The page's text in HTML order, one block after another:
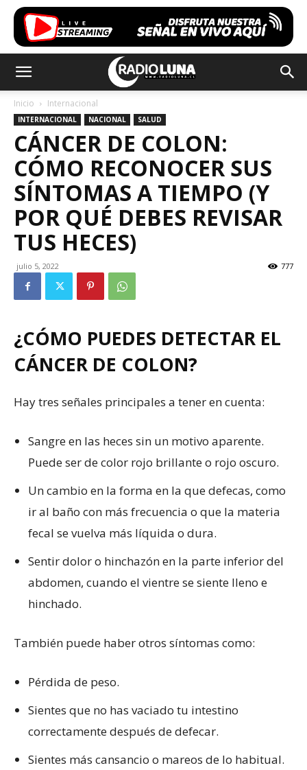
Inicio Internacional
INTERNACIONAL NACIONAL SALUD
CÁNCER DE COLON:
CÓMO RECONOCER SUS
SÍNTOMAS A TIEMPO (Y
POR QUÉ DEBES REVISAR
TUS HECES)
julio 5, 2022 777
¿CÓMO PUEDES DETECTAR EL
CÁNCER DE COLON?
Hay tres señales principales a tener en cuenta:
Sangre en las heces sin un motivo aparente.
Puede ser de color rojo brillante o rojo oscuro.
Un cambio en la forma en la que defecas, como
ir al baño con más frecuencia o que la materia
fecal se vuelva más líquida o dura.
Sentir dolor o hinchazón en la parte inferior del
abdomen, cuando el vientre se siente lleno e
hinchado.
También puede haber otros síntomas como:
Pérdida de peso.
Sientes que no has vaciado tu intestino
correctamente después de defecar.
Sientes más cansancio o mareos de lo habitual.